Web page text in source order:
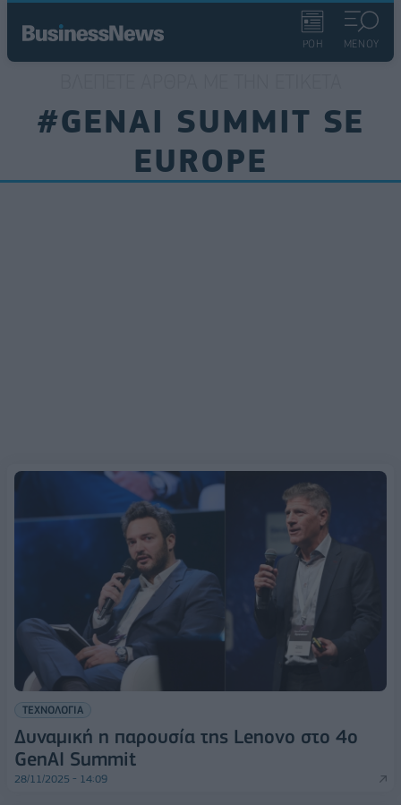
ΡΟΗ ΜΕΝΟΥ
#GENAI SUMMIT SE
EUROPE
ΤΕΧΝΟΛΟΓΙΑ
Δυναμική η παρουσία της Lenovo στο 4ο
GenAI Summit
28/11/2025 - 14:09